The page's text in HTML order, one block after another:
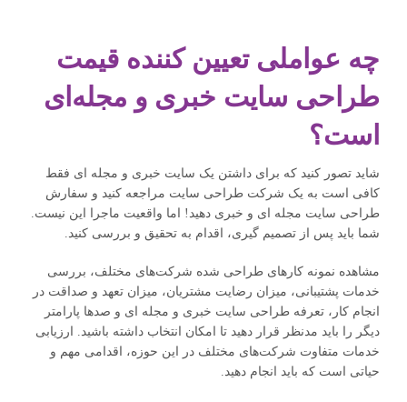
چه عواملی تعیین کننده قیمت
طراحی سایت خبری و مجله‌ای
است؟
شاید تصور کنید که برای داشتن یک سایت خبری و مجله ای فقط
کافی است به یک شرکت طراحی سایت مراجعه کنید و سفارش
طراحی سایت مجله ای و خبری دهید! اما واقعیت ماجرا این نیست.
شما باید پس از تصمیم گیری، اقدام به تحقیق و بررسی کنید.
مشاهده نمونه کارهای طراحی شده شرکت‌های مختلف، بررسی
خدمات پشتیبانی، میزان رضایت مشتریان، میزان تعهد و صداقت در
انجام کار، تعرفه طراحی سایت خبری و مجله ای و صدها پارامتر
دیگر را باید مدنظر قرار دهید تا امکان انتخاب داشته باشید. ارزیابی
خدمات متفاوت شرکت‌های مختلف در این حوزه، اقدامی مهم و
حیاتی است که باید انجام دهید.